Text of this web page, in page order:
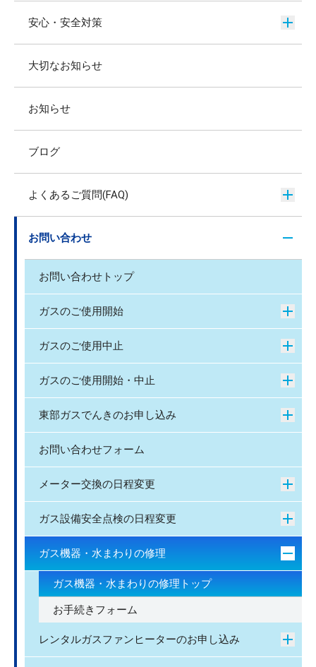
安心・安全対策
大切なお知らせ
お知らせ
ブログ
よくあるご質問(FAQ)
お問い合わせ
お問い合わせトップ
ガスのご使用開始
ガスのご使用中止
ガスのご使用開始・中止
東部ガスでんきのお申し込み
お問い合わせフォーム
メーター交換の日程変更
ガス設備安全点検の日程変更
ガス機器・水まわりの修理
ガス機器・水まわりの修理トップ
お手続きフォーム
レンタルガスファンヒーターのお申し込み